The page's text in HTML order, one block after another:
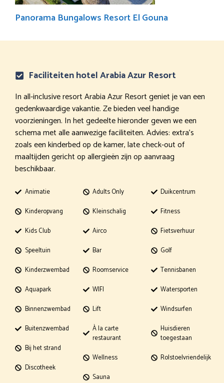
Panorama Bungalows Resort El Gouna
Faciliteiten hotel Arabia Azur Resort
In all-inclusive resort Arabia Azur Resort geniet je van een
gedenkwaardige vakantie. Ze bieden veel handige
voorzieningen. In het gedeelte hieronder geven we een
schema met alle aanwezige faciliteiten. Advies: extra’s
zoals een kinderbed op de kamer, late check-out of
maaltijden gericht op allergieën zijn op aanvraag
beschikbaar.
Animatie
Kinderopvang
Kids Club
Speeltuin
Kinderzwembad
Aquapark
Binnenzwembad
Buitenzwembad
Bij het strand
Discotheek
Adults Only
Kleinschalig
Airco
Bar
Roomservice
WIFI
Lift
À la carte
restaurant
Wellness
Sauna
Duikcentrum
Fitness
Fietsverhuur
Golf
Tennisbanen
Watersporten
Windsurfen
Huisdieren
toegestaan
Rolstoelvriendelijk